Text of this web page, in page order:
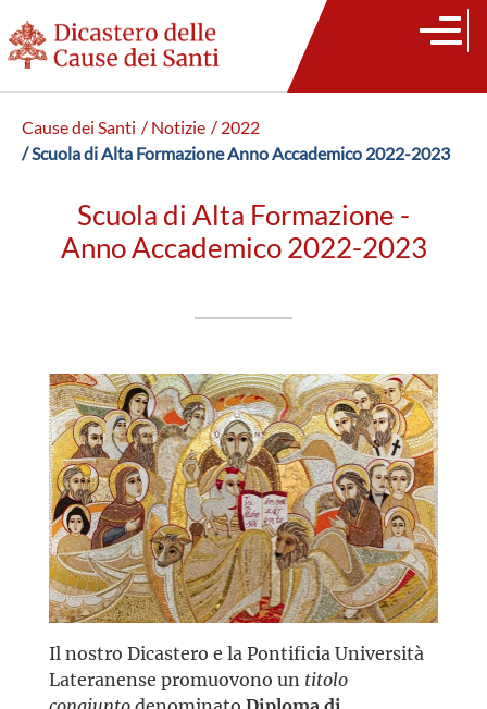
Cause dei Santi / Notizie / 2022
/ Scuola di Alta Formazione Anno Accademico 2022-2023
Scuola di Alta Formazione -
Anno Accademico 2022-2023
Il nostro Dicastero e la Pontificia Università
Lateranense promuovono un titolo